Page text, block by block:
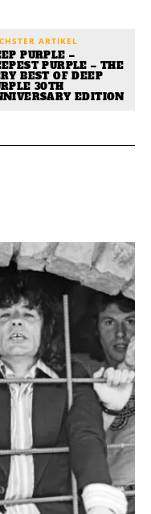
ARTIKEL
PURPLE –
PURPLE – THE
BEST OF DEEP
30TH
EDITION